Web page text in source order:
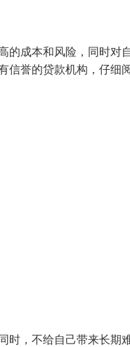
的成本和风险，同时对
信誉的贷款机构，仔细
时，不给自己带来长期